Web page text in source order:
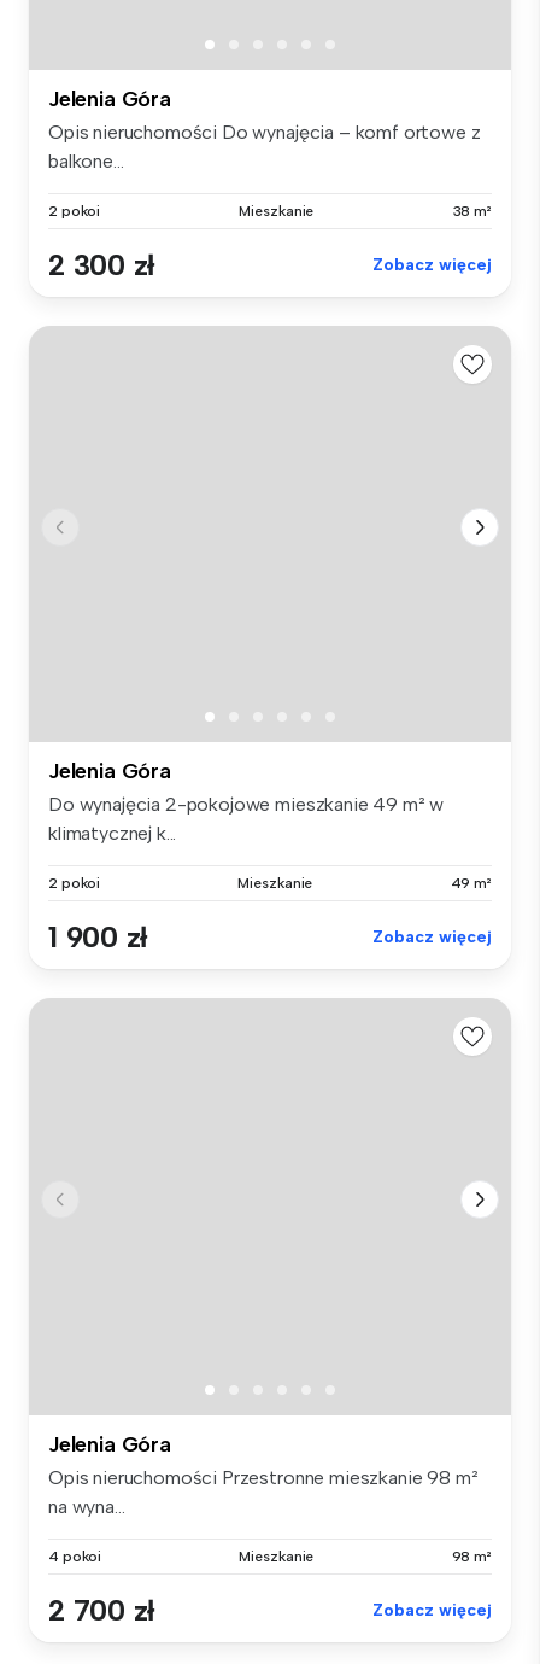
Jelenia Góra
Opis nieruchomości Do wynajęcia – komf ortowe z
balkone...
2 pokoi Mieszkanie 38 m²
2 300 zł Zobacz więcej
Jelenia Góra
Do wynajęcia 2-pokojowe mieszkanie 49 m² w
klimatycznej k...
2 pokoi Mieszkanie 49 m²
1 900 zł Zobacz więcej
Jelenia Góra
Opis nieruchomości Przestronne mieszkanie 98 m²
na wyna...
4 pokoi Mieszkanie 98 m²
2 700 zł Zobacz więcej